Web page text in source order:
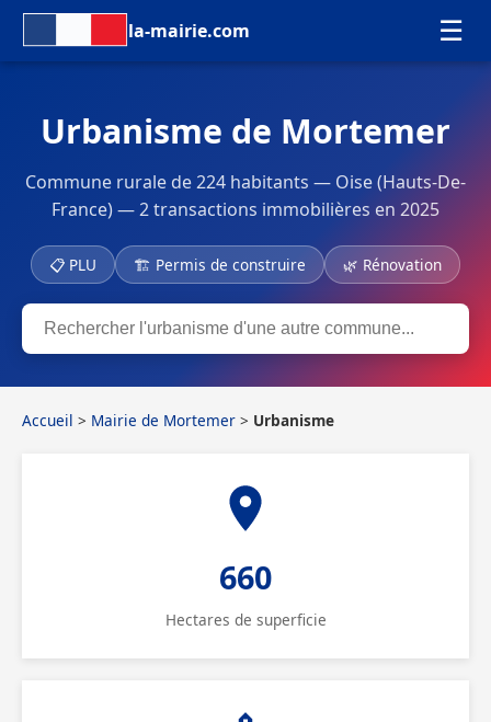
la-mairie.com ☰
Urbanisme de Mortemer
Commune rurale de 224 habitants — Oise (Hauts-De-
France) — 2 transactions immobilières en 2025
📋 PLU 🏗 Permis de construire 🌿 Rénovation
Accueil > Mairie de Mortemer > Urbanisme
660
Hectares de superficie